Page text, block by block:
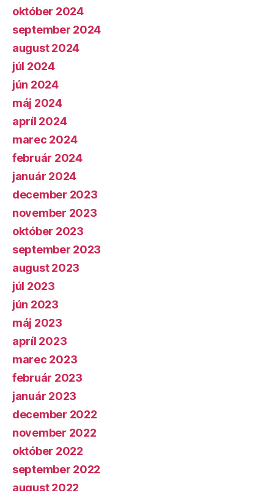
október 2024
september 2024
august 2024
júl 2024
jún 2024
máj 2024
apríl 2024
marec 2024
február 2024
január 2024
december 2023
november 2023
október 2023
september 2023
august 2023
júl 2023
jún 2023
máj 2023
apríl 2023
marec 2023
február 2023
január 2023
december 2022
november 2022
október 2022
september 2022
august 2022